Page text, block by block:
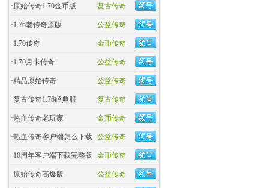
复古传奇
·原始传奇1.70金币版
公益传奇
·1.76老传奇原版
金币传奇
·1.70传奇
公益传奇
·1.70月卡传奇
公益传奇
·精品原始传奇
复古传奇
·复古传奇1.76经典服
金币传奇
·热血传奇老玩家
公益传奇
·热血传奇客户端怎么下载
金币传奇
·10周年客户端下载完整版
公益传奇
·原始传奇高爆版